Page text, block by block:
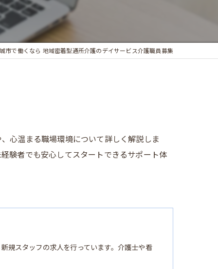
サービス提供責任者
市で働くなら 地域密着型通所介護のデイサービス介護職員募集
心温まる職場環境について詳しく解説しま
験者でも安心してスタートできるサポート体
規スタッフの求人を行っています。介護士や看